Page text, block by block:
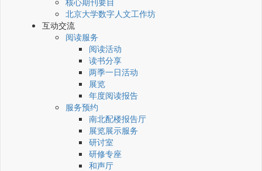
北京大学数字人文工作坊
互动交流
阅读服务
阅读活动
读书分享
两季一日活动
展览
年度阅读报告
服务预约
南北配楼报告厅
展览展示服务
研讨室
研修专座
和声厅